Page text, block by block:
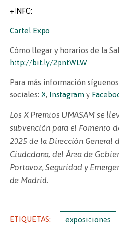
+INFO:
Cartel Expo
Cómo llegar y horarios de la
http://bit.ly/2pntWLW
Para más información
sociales: X Instagram y
Los X Premios UMASAM se
subvención para el Fomento
2025 de la Dirección General
Ciudadana, del Área de
Portavoz, Seguridad y
de Madrid.
ETIQUETAS: exposiciones